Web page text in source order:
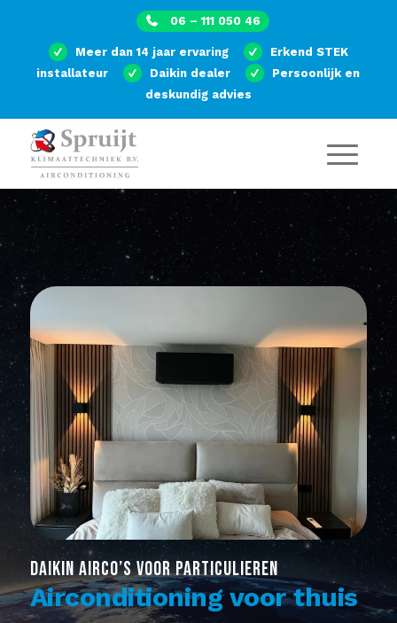
06 – 111 050 46
Meer dan 14 jaar ervaring
Erkend STEK
installateur
Daikin dealer
Persoonlijk en
deskundig advies
DAIKIN AIRCO’S VOOR PARTICULIEREN
Airconditioning voor thuis